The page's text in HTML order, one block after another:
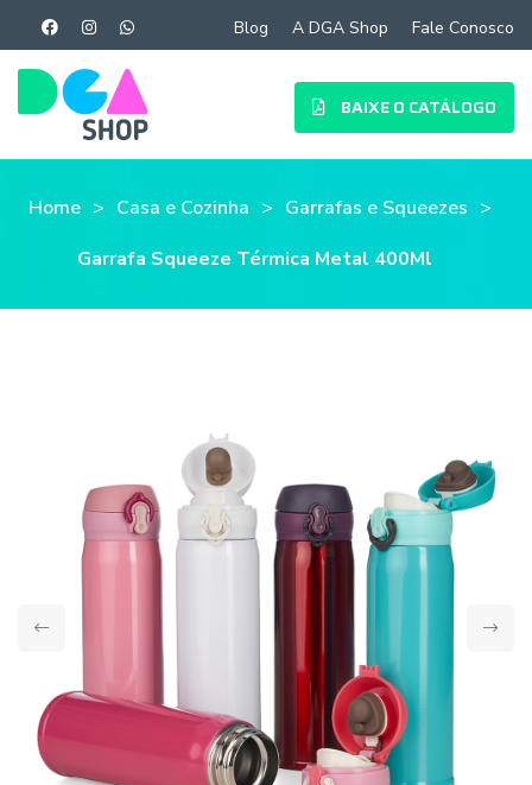
Blog A DGA Shop Fale Conosco
BAIXE O CATÁLOGO
Home Casa e Cozinha
Garrafas e Squeezes
Garrafa Squeeze Térmica Metal 400Ml